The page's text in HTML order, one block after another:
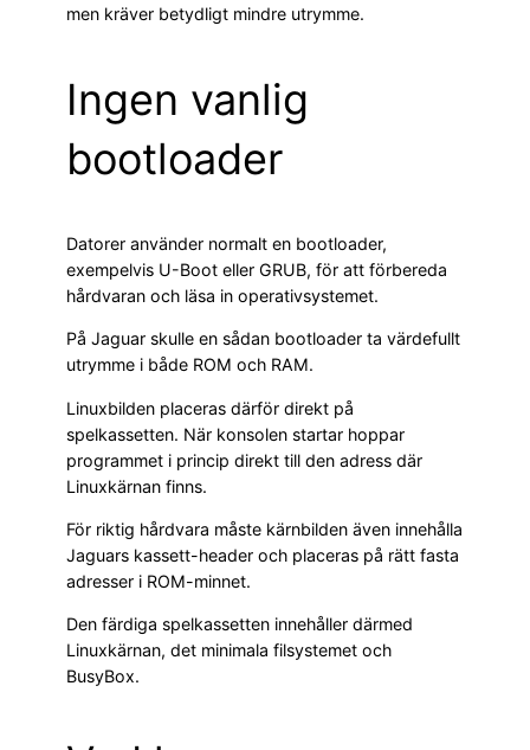
men kräver betydligt mindre utrymme.
Ingen vanlig
bootloader
Datorer använder normalt en bootloader,
exempelvis U-Boot eller GRUB, för att förbereda
hårdvaran och läsa in operativsystemet.
På Jaguar skulle en sådan bootloader ta värdefullt
utrymme i både ROM och RAM.
Linuxbilden placeras därför direkt på
spelkassetten. När konsolen startar hoppar
programmet i princip direkt till den adress där
Linuxkärnan finns.
För riktig hårdvara måste kärnbilden även innehålla
Jaguars kassett-header och placeras på rätt fasta
adresser i ROM-minnet.
Den färdiga spelkassetten innehåller därmed
Linuxkärnan, det minimala filsystemet och
BusyBox.